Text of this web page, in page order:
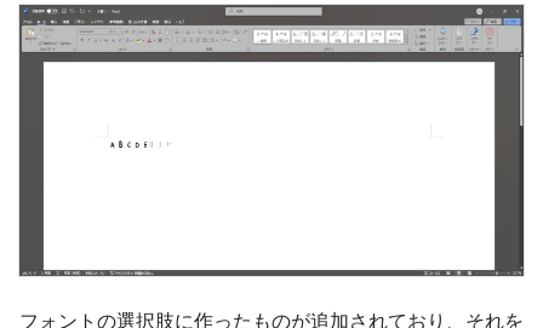
フォントの選択肢に作ったものが追加されており、それを